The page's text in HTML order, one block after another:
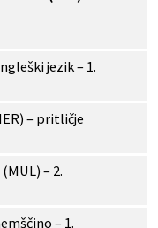
jezik – 1.
– pritličje
– 2.
– 1.